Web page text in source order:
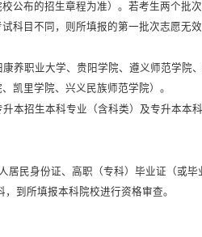
公布的招生章程为准）。若考生两个批
科目不同，则所填报的第一批次志愿无
养职业大学、贵阳学院、遵义师范学院
凯里学院、兴义民族师范学院）。
本招生本科专业（含科类）及专升本本
居民身份证、高职（专科）毕业证（或毕
到所填报本科院校进行资格审查。